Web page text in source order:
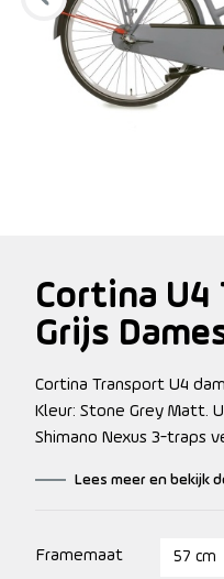
Cortina
Grijs
Cortina Transport U4
Kleur: Stone Grey Matt.
Shimano Nexus 3-traps
details: aluminium
Lees meer en bekijk
Framemaat